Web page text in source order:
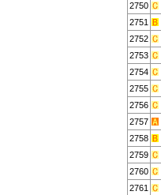
2750
2751
2752
2753
2754
2755
2756
2757
2758
2759
2760
2761